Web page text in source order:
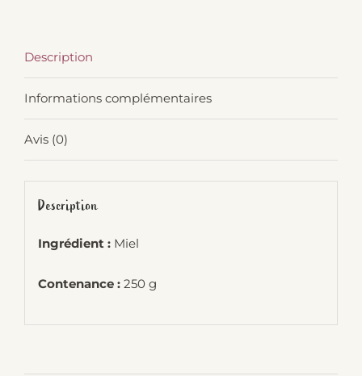
Description
Informations complémentaires
Avis (0)
Description
Ingrédient : Miel
Contenance : 250 g